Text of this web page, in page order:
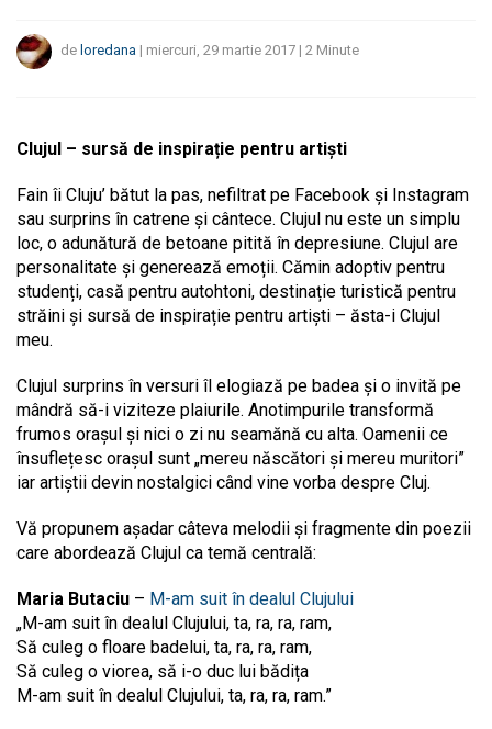
de loredana | miercuri, 29 martie 2017 | 2 Minute
Clujul – sursă de inspirație pentru artiști
Fain îi Cluju’ bătut la pas, nefiltrat pe Facebook și Instagram
sau surprins în catrene și cântece. Clujul nu este un simplu
loc, o adunătură de betoane pitită în depresiune. Clujul are
personalitate și generează emoții. Cămin adoptiv pentru
studenți, casă pentru autohtoni, destinație turistică pentru
străini și sursă de inspirație pentru artiști – ăsta-i Clujul
meu.
Clujul surprins în versuri îl elogiază pe badea și o invită pe
mândră să-i viziteze plaiurile. Anotimpurile transformă
frumos orașul și nici o zi nu seamănă cu alta. Oamenii ce
însuflețesc orașul sunt „mereu născători și mereu muritori”
iar artiștii devin nostalgici când vine vorba despre Cluj.
Vă propunem așadar câteva melodii și fragmente din poezii
care abordează Clujul ca temă centrală:
Maria Butaciu – M-am suit în dealul Clujului
„M-am suit în dealul Clujului, ta, ra, ra, ram,
Să culeg o floare badelui, ta, ra, ra, ram,
Să culeg o viorea, să i-o duc lui bădița
M-am suit în dealul Clujului, ta, ra, ra, ram.”